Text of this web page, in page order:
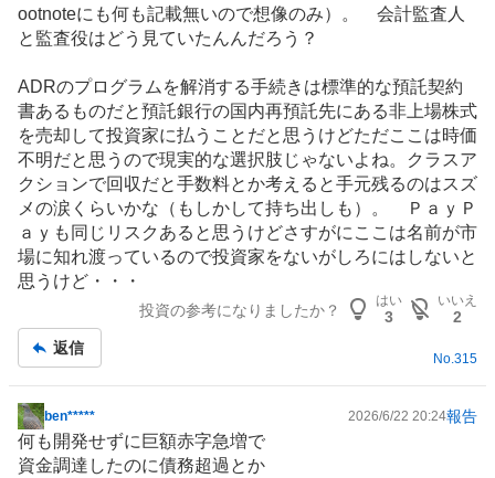
ootnoteにも何も記載無いので想像のみ）。 会計監査人
と監査役はどう見ていたんんだろう？
ADRのプログラムを解消する手続きは標準的な預託契約
書あるものだと預託銀行の国内再預託先にある非上場株式
を売却して投資家に払うことだと思うけどただここは時価
不明だと思うので現実的な選択肢じゃないよね。クラスア
クションで回収だと手数料とか考えると手元残るのはスズ
メの涙くらいかな（もしかして持ち出しも）。 ＰａｙＰ
ａｙも同じリスクあると思うけどさすがにここは名前が市
場に知れ渡っているので投資家をないがしろにはしないと
思うけど・・・
投資の参考になりましたか？
はい
3
いいえ
2
返信
No.315
掲
示
ben***** 2026/6/22 20:24報告
何も開発せずに巨額赤字急増で
資金調達したのに債務超過とか